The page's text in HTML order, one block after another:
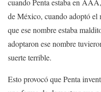
cuando Penta estaba en
de México, cuando adoptó el
que ese nombre estaba
adoptaron ese nombre
suerte terrible.
Esto provocó que Penta